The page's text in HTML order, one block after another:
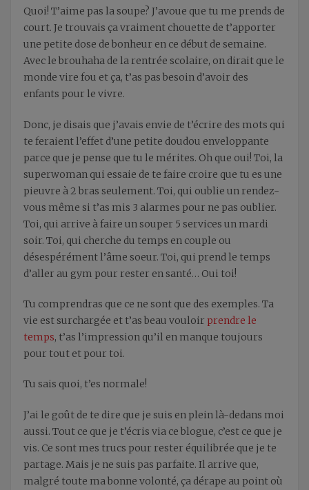
Quoi! T’aime pas la soupe? J’avoue que tu me prends de
court. Je trouvais ça vraiment chouette de t’apporter
une petite dose de bonheur en ce début de semaine.
Avec le brouhaha de la rentrée scolaire, on dirait que le
monde vire fou et ça, t’as pas besoin d’avoir des
enfants pour le vivre.
Donc, je disais que j’avais envie de t’écrire des mots qui
te feraient l’effet d’une petite doudou enveloppante
parce que je pense que tu le mérites. Oh que oui! Toi, la
superwoman qui essaie de te faire croire que tu es une
pieuvre à 2 bras seulement. Toi, qui oublie un rendez-
vous même si t’as mis 3 alarmes pour ne pas oublier.
Toi, qui arrive à faire un souper 5 services un mardi
soir. Toi, qui cherche du temps en couple ou
désespérément l’âme soeur. Toi, qui prend le temps
d’aller au gym pour rester en santé… Oui toi!
Tu comprendras que ce ne sont que des exemples. Ta
vie est surchargée et t’as beau vouloir prendre le
temps, t’as l’impression qu’il en manque toujours
pour tout et pour toi.
Tu sais quoi, t’es normale!
J’ai le goût de te dire que je suis en plein là-dedans moi
aussi. Tout ce que je t’écris via ce blogue, c’est ce que je
vis. Ce sont mes trucs pour rester équilibrée que je te
partage. Mais je ne suis pas parfaite. Il arrive que,
malgré toute ma bonne volonté, ça dérape au point où